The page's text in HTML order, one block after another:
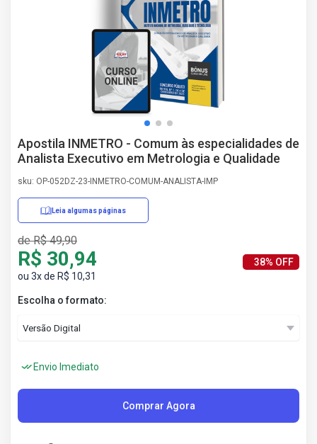
Apostila INMETRO - Comum às especialidades de
Analista Executivo em Metrologia e Qualidade
sku: OP-052DZ-23-INMETRO-COMUM-ANALISTA-IMP
Leia algumas páginas
de R$ 49,90
R$ 30,94
ou 3x de R$ 10,31
38% OFF
Escolha o formato:
Envio Imediato
Comprar Agora